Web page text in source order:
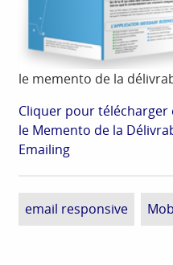
le memento de la
Cliquer pour
le Memento de la
Emailing
email responsive